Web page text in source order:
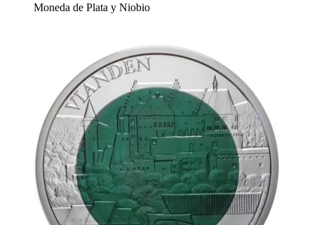
Moneda de Plata y Niobio